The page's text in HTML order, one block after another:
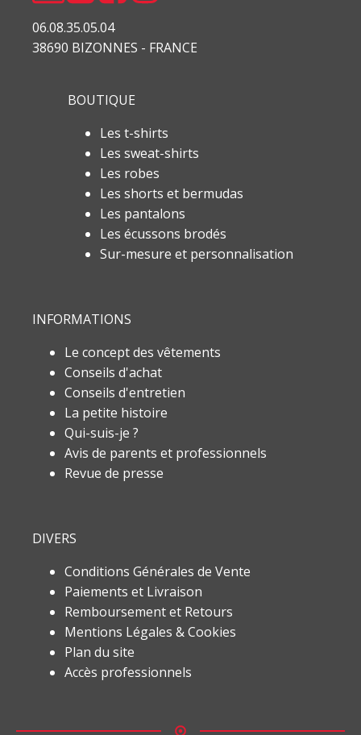
06.08.35.05.04
38690 BIZONNES - FRANCE
BOUTIQUE
Les t-shirts
Les sweat-shirts
Les robes
Les shorts et bermudas
Les pantalons
Les écussons brodés
Sur-mesure et personnalisation
INFORMATIONS
Le concept des vêtements
Conseils d'achat
Conseils d'entretien
La petite histoire
Qui-suis-je ?
Avis de parents et professionnels
Revue de presse
DIVERS
Conditions Générales de Vente
Paiements et Livraison
Remboursement et Retours
Mentions Légales & Cookies
Plan du site
Accès professionnels